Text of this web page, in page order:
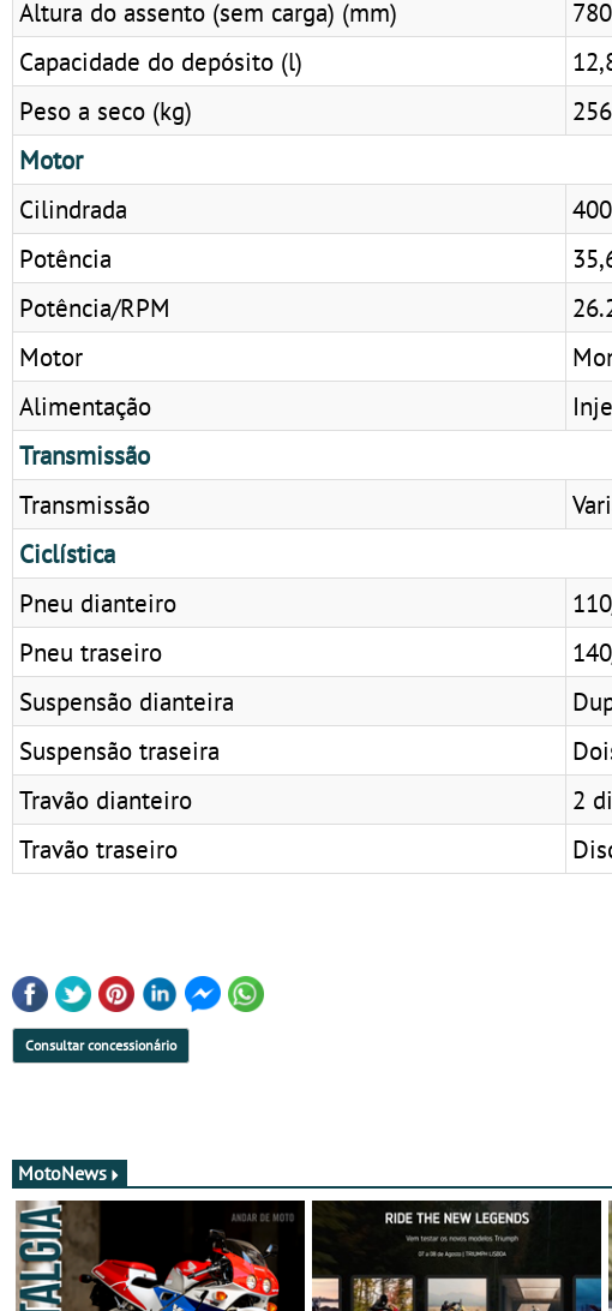
Altura do assento (sem carga) (mm)
780
Capacidade do depósito (l)
Peso a seco (kg)
256
Motor
Cilindrada
Potência
Potência/RPM
Motor
Alimentação
Transmissão
Transmissão
Ciclística
Pneu dianteiro
Pneu traseiro
Suspensão dianteira
Suspensão traseira
Travão dianteiro
2
Travão traseiro
Consultar concessionário
MotoNews